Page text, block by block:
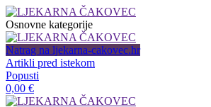
Osnovne kategorije
Natrag na ljekarna-cakovec.hr
Artikli pred istekom
Popusti
0,00 €